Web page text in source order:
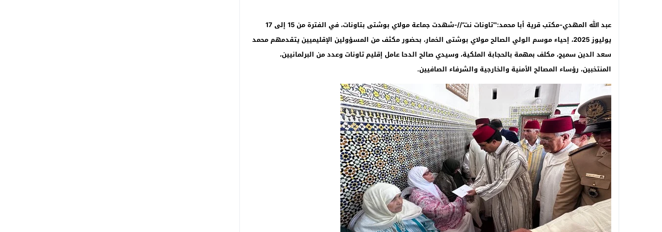
عبد الله المهدي-مكتب قرية أبا محمد:'”تاونات نت”//-شهدت جماعة مولاي بوشتى بتاونات، في الفترة من 15 إلى 17
يوليوز 2025، إحياء موسم الولي الصالح مولاي بوشتى الخمار، بحضور مكثف من المسؤولين الإقليميين يتقدمهم محمد
سعد الدين سميج، مكلف بمهمة بالحجابة الملكية، وسيدي صالح الدحا عامل إقليم تاونات وعدد من البرلمانيين،
المنتخبين، رؤساء المصالح الأمنية والخارجية والشرفاء الصافيين.